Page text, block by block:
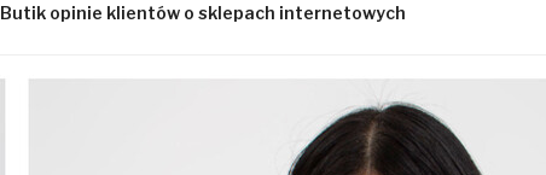
Butik opinie klientów o sklepach internetowych